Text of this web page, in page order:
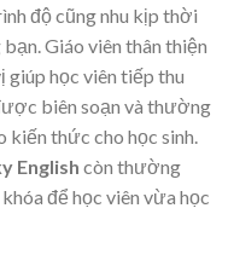
độ cũng nhu kịp thời
Giáo viên thân thiện
giúp học viên tiếp thu
biên soạn và thường
kiến thức cho học sinh.
English còn thường
để học viên vừa học